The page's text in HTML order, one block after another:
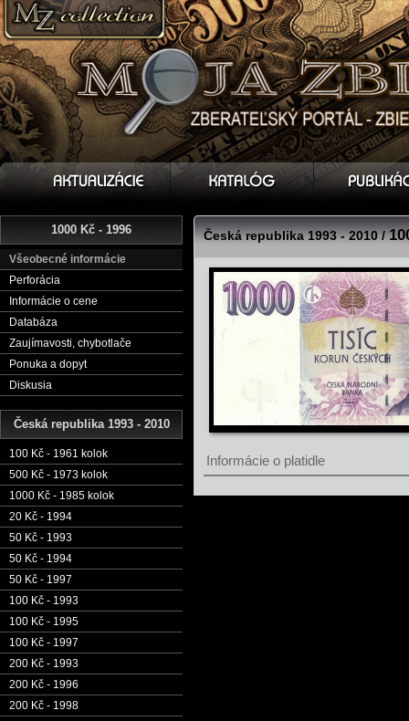
1000 Kč - 1996
Všeobecné informácie
Perforácia
Informácie o cene
Databáza
Zaujímavosti, chybotlače
Ponuka a dopyt
Diskusia
Česká republika 1993 - 2010
100 Kč - 1961 kolok
500 Kč - 1973 kolok
1000 Kč - 1985 kolok
20 Kč - 1994
50 Kč - 1993
50 Kč - 1994
50 Kč - 1997
100 Kč - 1993
100 Kč - 1995
100 Kč - 1997
200 Kč - 1993
200 Kč - 1996
200 Kč - 1998
Česká republika 1993 - 2010 /
Informácie o platidle